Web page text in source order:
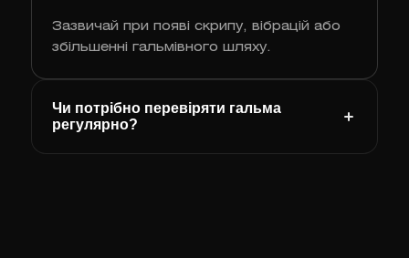
Зазвичай при появі скрипу, вібрацій або
збільшенні гальмівного шляху.
Чи потрібно перевіряти гальма
регулярно?